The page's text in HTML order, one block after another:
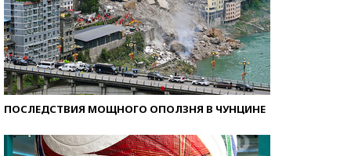
ПОСЛЕДСТВИЯ МОЩНОГО ОПОЛЗНЯ В ЧУНЦИНЕ